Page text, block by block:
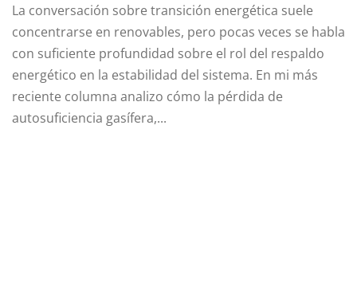
La conversación sobre transición energética suele
concentrarse en renovables, pero pocas veces se habla
con suficiente profundidad sobre el rol del respaldo
energético en la estabilidad del sistema. En mi más
reciente columna analizo cómo la pérdida de
autosuficiencia gasífera,...